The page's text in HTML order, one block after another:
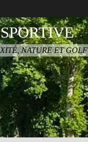
NATURE ET GOLF